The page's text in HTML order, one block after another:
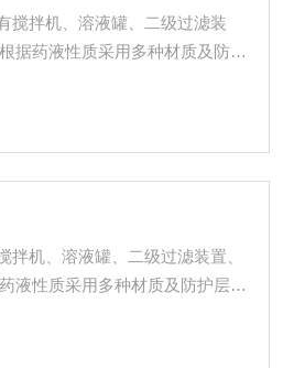
据药液性质采用多种材质及防护
液性质采用多种材质及防护层。